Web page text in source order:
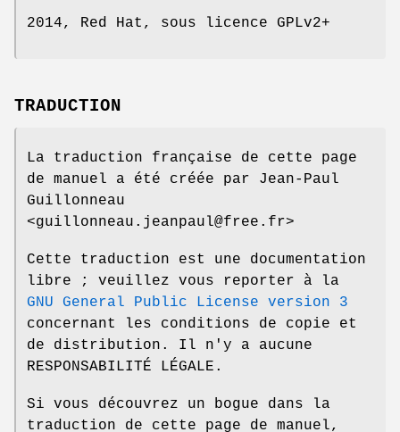
2014, Red Hat, sous licence GPLv2+
TRADUCTION
La traduction française de cette page
de manuel a été créée par Jean-Paul
Guillonneau
<guillonneau.jeanpaul@free.fr>
Cette traduction est une documentation
libre ; veuillez vous reporter à la
GNU General Public License version 3
concernant les conditions de copie et
de distribution. Il n'y a aucune
RESPONSABILITÉ LÉGALE.
Si vous découvrez un bogue dans la
traduction de cette page de manuel,